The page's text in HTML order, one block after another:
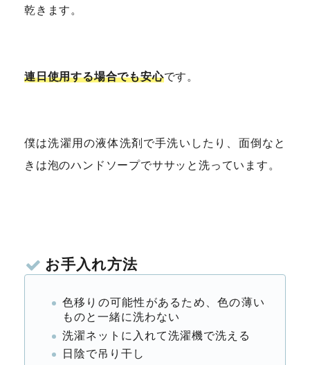
乾きます。
連日使用する場合でも安心です。
僕は洗濯用の液体洗剤で手洗いしたり、面倒なと
きは泡のハンドソープでササッと洗っています。
お手入れ方法
色移りの可能性があるため、色の薄い
ものと一緒に洗わない
洗濯ネットに入れて洗濯機で洗える
日陰で吊り干し